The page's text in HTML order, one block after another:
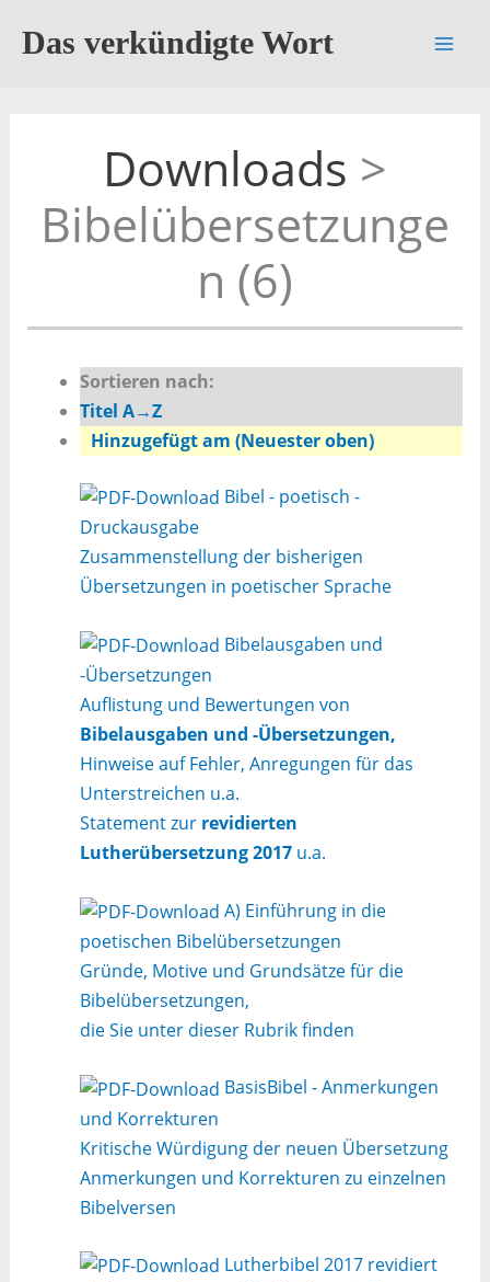
InhaltDas verkündigte Wort
Downloads >
Bibelübersetzunge
n (6)
Sortieren nach:
Titel A→Z
Hinzugefügt am (Neuester oben)
Bibel - poetisch -
Druckausgabe
Zusammenstellung der bisherigen
Übersetzungen in poetischer Sprache
Bibelausgaben und
-Übersetzungen
Auflistung und Bewertungen von
Bibelausgaben und -Übersetzungen,
Hinweise auf Fehler, Anregungen für das
Unterstreichen u.a.
Statement zur revidierten
Lutherübersetzung 2017u.a.
A) Einführung in die
poetischen Bibelübersetzungen
Gründe, Motive und Grundsätze für die
Bibelübersetzungen,
die Sie unter dieser Rubrik finden
BasisBibel - Anmerkungen
und Korrekturen
Kritische Würdigung der neuen Übersetzung
Anmerkungen und Korrekturen zu einzelnen
Bibelversen
Lutherbibel 2017 revidiert